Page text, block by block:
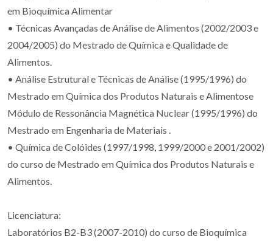
em Bioquímica Alimentar
• Técnicas Avançadas de Análise de Alimentos (2002/2003 e
2004/2005) do Mestrado de Química e Qualidade de
Alimentos.
• Análise Estrutural e Técnicas de Análise (1995/1996) do
Mestrado em Química dos Produtos Naturais e Alimentose
Módulo de Ressonância Magnética Nuclear (1995/1996) do
Mestrado em Engenharia de Materiais .
• Química de Colóides (1997/1998, 1999/2000 e 2001/2002)
do curso de Mestrado em Química dos Produtos Naturais e
Alimentos.
Licenciatura:
Laboratórios B2-B3 (2007-2010) do curso de Bioquímica